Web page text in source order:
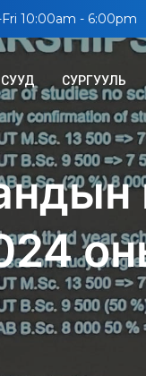
10:00am - 6:00pm
СУРГУУЛЬ